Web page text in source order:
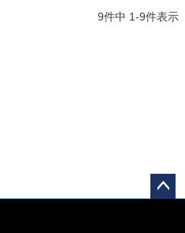
9件中 1-9件表示